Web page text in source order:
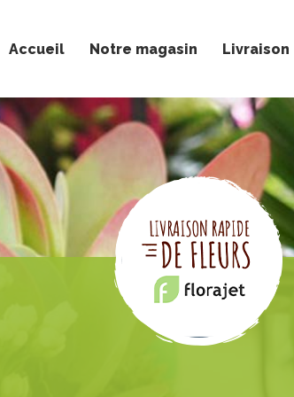
Accueil Notre magasin Livraison